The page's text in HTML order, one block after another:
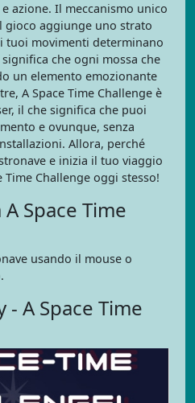
azione. Il meccanismo unico
aggiunge uno strato
tuoi movimenti determinano
che ogni mossa che
un elemento emozionante
A Space Time Challenge è
il che significa che puoi
e ovunque, senza
Allora, perché
e inizia il tuo viaggio
Challenge oggi stesso!
Space Time
usando il mouse o
- A Space Time